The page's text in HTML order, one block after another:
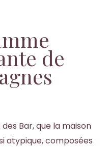
de
Bar, que la maison
atypique, composées